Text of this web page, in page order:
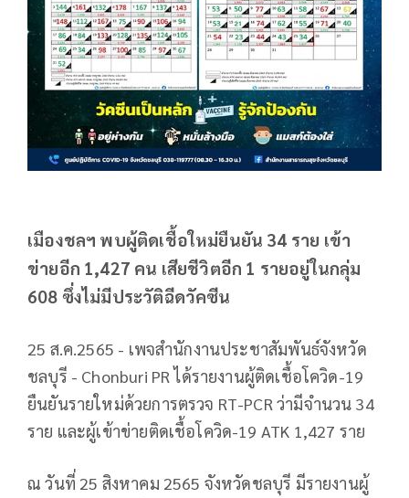
เมืองชลฯ พบผู้ติดเชื้อใหม่ยืนยัน 34 ราย เข้า
ข่ายอีก 1,427 คน เสียชีวิตอีก 1 รายอยู่ในกลุ่ม
608 ซึ่งไม่มีประวัติฉีดวัคซีน
25 ส.ค.2565 - เพจสำนักงานประชาสัมพันธ์จังหวัด
ชลบุรี - Chonburi PR ได้รายงานผู้ติดเชื้อโควิด-19
ยืนยันรายใหม่ด้วยการตรวจ RT-PCR ว่ามีจำนวน 34
ราย และผู้เข้าข่ายติดเชื้อโควิด-19 ATK 1,427 ราย
ณ วันที่ 25 สิงหาคม 2565 จังหวัดชลบุรี มีรายงานผู้